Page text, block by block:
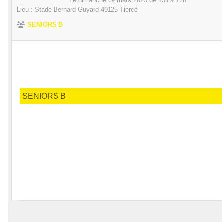
Lieu : Stade Bernard Guyard 49125 Tiercé
SENIORS B
SENIORS B